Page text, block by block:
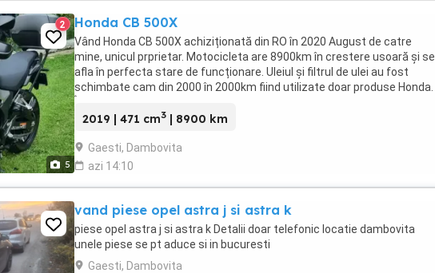
5
2 Honda CB 500X
Vând Honda CB 500X achiziționată din RO în 2020 August de catre
mine, unicul prprietar. Motocicleta are 8900km în crestere usoară și se
afla în perfecta stare de funcționare. Uleiul și filtrul de ulei au fost
schimbate cam din 2000 în 2000km fiind utilizate doar produse Honda.
2019 | 471 cm3 | 8900 km
Gaesti, Dambovita
azi 14:10
vand piese opel astra j si astra k
piese opel astra j si astra k Detalii doar telefonic locatie dambovita
unele piese se pt aduce si in bucuresti
Gaesti, Dambovita